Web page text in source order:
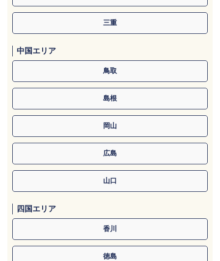
三重
中国エリア
鳥取
島根
岡山
広島
山口
四国エリア
香川
徳島